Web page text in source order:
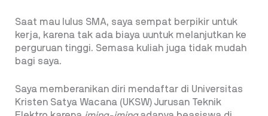
Saat mau lulus SMA, saya sempat berpikir untuk
kerja, karena tak ada biaya uuntuk melanjutkan ke
perguruan tinggi. Semasa kuliah juga tidak mudah
bagi saya.
Saya memberanikan diri mendaftar di Universitas
Kristen Satya Wacana (UKSW) Jurusan Teknik